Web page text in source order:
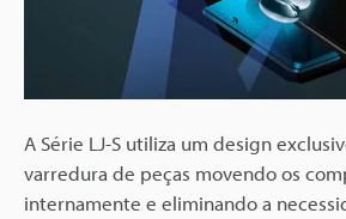
A Série LJ-S utiliza um design
varredura de peças movendo os
internamente e eliminando a